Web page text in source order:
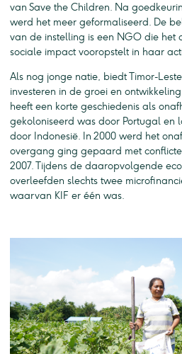
van Save the Children. Na
werd het meer geformaliseerd. De
van de instelling is een NGO die het
sociale impact vooropstelt in haar
Als nog jonge natie, biedt Timor-
investeren in de groei en
heeft een korte geschiedenis als
gekoloniseerd was door Portugal en
door Indonesië. In 2000 werd het
overgang ging gepaard met
2007. Tijdens de daaropvolgende
overleefden slechts twee
waarvan KIF er één was.